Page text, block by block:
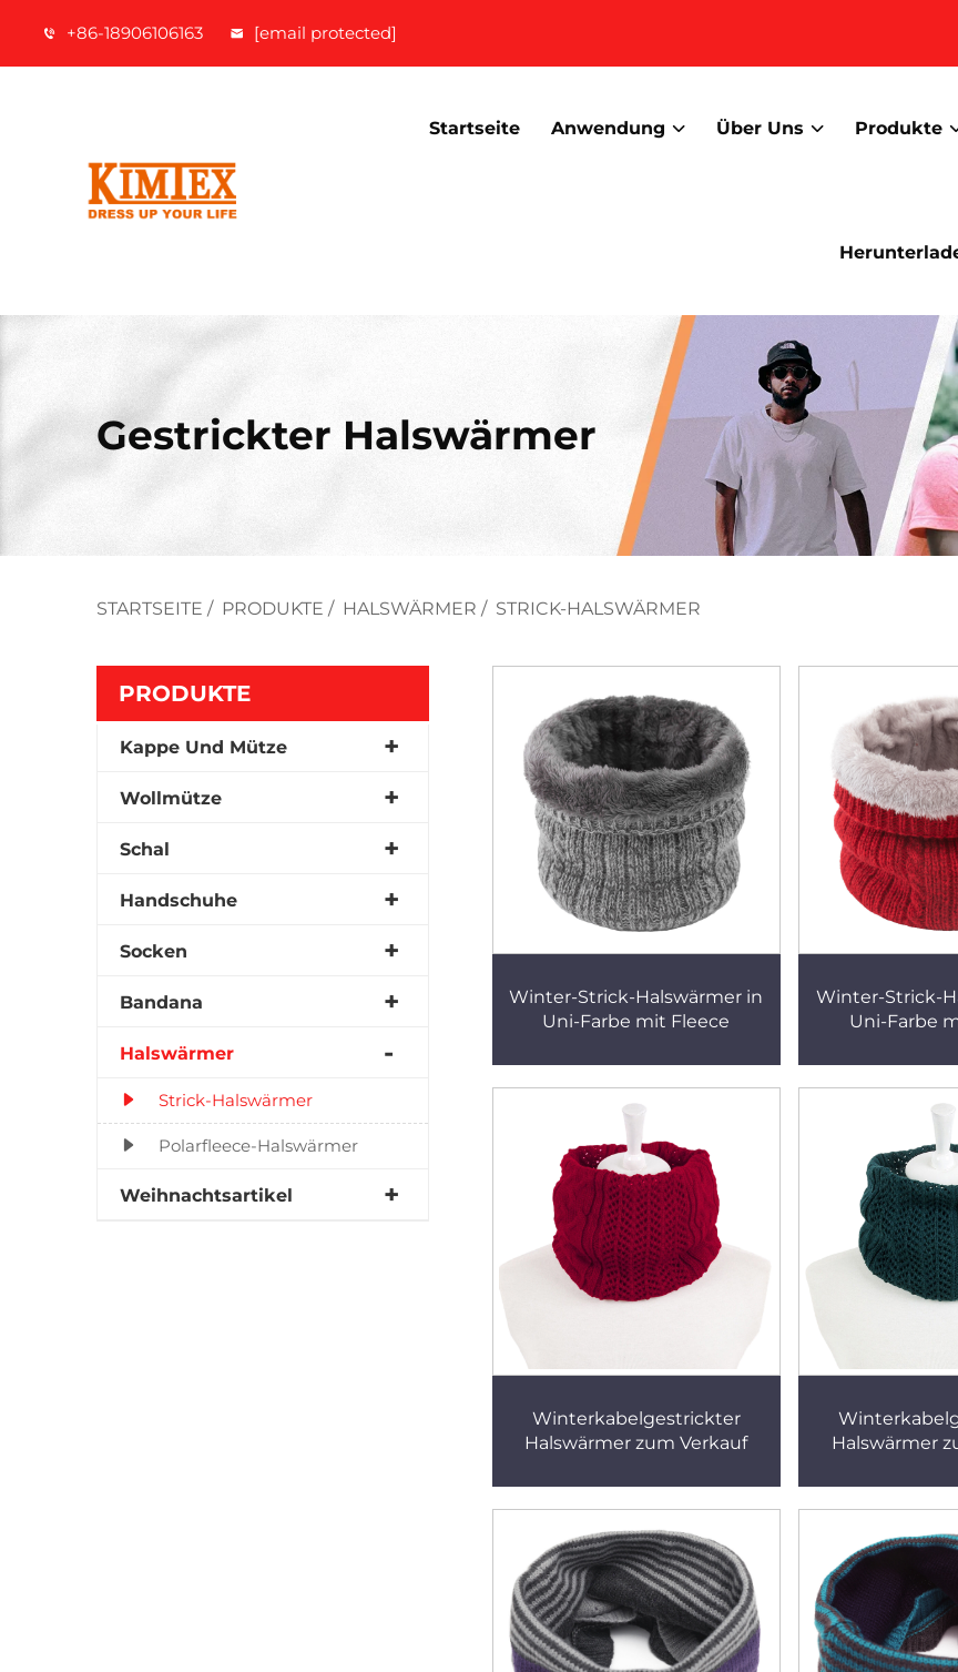
+86-18906106163 [email protected]
Startseite Anwendung Über Uns Produkte
Gestrickter Halswärmer
STARTSEITE / PRODUKTE / HALSWÄRMER / STRICK-HALSWÄRMER
PRODUKTE
Kappe Und Mütze
Wollmütze
Schal
Handschuhe
Socken
Bandana
Halswärmer
Strick-Halswärmer
Polarfleece-Halswärmer
Weihnachtsartikel
Winter-Strick-Halswärmer in
Uni-Farbe mit Fleece
Winter-Strick-
Uni-Farbe
Winterkabelgestrickter
Halswärmer zum Verkauf
Halswärmer